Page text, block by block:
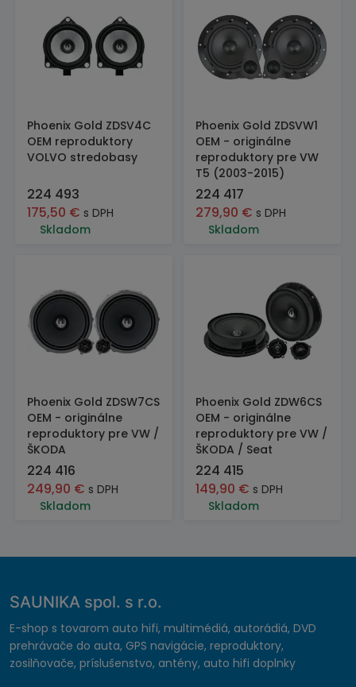
Phoenix Gold ZDSV4C
OEM reproduktory
VOLVO stredobasy
224 493
175,50 € s DPH
Skladom
Phoenix Gold ZDSVW1
OEM - originálne
reproduktory pre VW
T5 (2003-2015)
224 417
279,90 € s DPH
Skladom
Phoenix Gold ZDSW7CS
OEM - originálne
reproduktory pre VW /
ŠKODA
224 416
249,90 € s DPH
Skladom
Phoenix Gold ZDW6CS
OEM - originálne
reproduktory pre VW /
ŠKODA / Seat
224 415
149,90 € s DPH
Skladom
SAUNIKA spol. s r.o.
E-shop s tovarom auto hifi, multimédiá, autorádiá, DVD
prehrávače do auta, GPS navigácie, reproduktory,
zosilňovače, príslušenstvo, antény, auto hifi doplnky